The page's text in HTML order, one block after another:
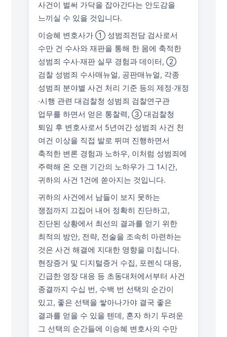
사건이 벌써 가닥을 잡아간다는 안도감을
느끼실 수 있을 것입니다.
이승혜 변호사가 ① 성범죄전담 검사로서
수만 건 수사와 재판을 통해 한 몸에 축적한
성범죄 수사·재판 실무 경험과 데이터, ②
검찰 성범죄 수사매뉴얼, 공판매뉴얼, 각종
성범죄 분야별 사건 처리 기준 등의 제정·개정
·시행 관련 대검찰청 성범죄 검찰연구관
업무를 하면서 얻은 통찰력, ③ 대검찰청
퇴임 후 변호사로서 5년여간 성범죄 사건 천
여건 이상을 직접 발로 뛰며 진행하면서
축적한 변론 경험과 노하우, 이처럼 성범죄에
주력해 온 오랜 기간의 노하우가 그 1시간,
귀하의 사건 1건에 쏟아지는 것입니다.
귀하의 사건에서 남들이 보지 못하는
쟁점까지 끄집어 내어 정확히 진단하고,
진단된 상황에서 최선의 결과를 얻기 위한
최적의 방안, 전략, 전술을 조속히 마련하는
것은 사건 해결에 지대한 영향을 미칩니다.
현장증거 및 디지털증거 수집, 포렌식 대응,
긴급한 영장 대응 등 초동대처에서부터 사건
종결까지 수십 번, 수백 번 선택의 순간이
있고, 좋은 선택을 쌓아나가야 결국 좋은
결과를 얻을 수 있을 텐데, 혼자 하기 두려운
그 선택의 순간들에 이승혜 변호사의 수만